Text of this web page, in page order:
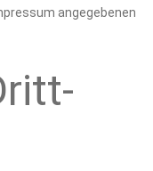
angegebenen